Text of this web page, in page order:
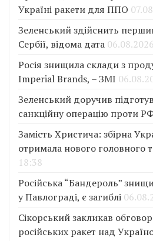
Україні ракети для ППО
Зеленський здійснить
Сербії, відома дата
Росія знищила склади з
Imperial Brands, – ЗМІ
Зеленський доручив
санкційну операцію проти
Замість Христича: збірна
отримала нового головного
18:38
Російська “Бандероль”
у Павлограді, є загиблі
Сікорський закликав
російських ракет над